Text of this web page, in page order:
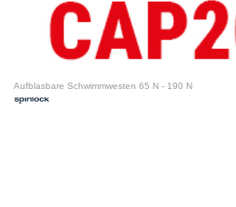
Aufblasbare Schwimmwesten 65 N - 190 N